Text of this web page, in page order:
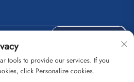
tools to provide our services. If you
click Personalize cookies.